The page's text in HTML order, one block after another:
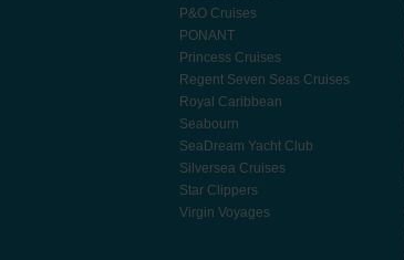
P&O Cruises
PONANT
Princess Cruises
Regent Seven Seas Cruises
Royal Caribbean
Seabourn
SeaDream Yacht Club
Silversea Cruises
Star Clippers
Virgin Voyages